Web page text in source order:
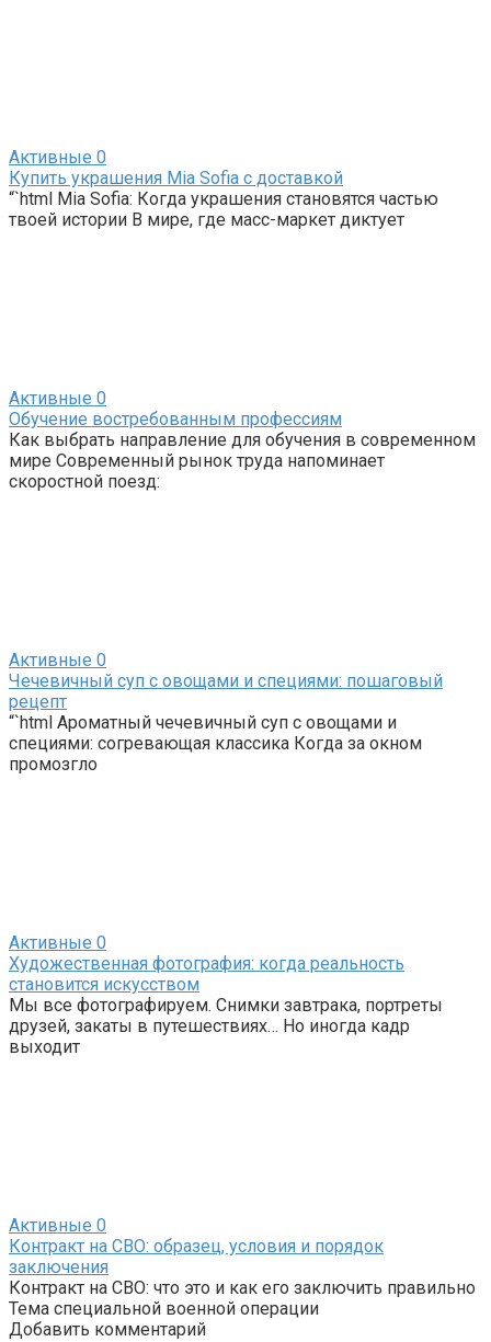
Активные 0
Купить украшения Mia Sofia с доставкой
“`html Mia Sofia: Когда украшения становятся частью
твоей истории В мире, где масс-маркет диктует
Активные 0
Обучение востребованным профессиям
Как выбрать направление для обучения в современном
мире Современный рынок труда напоминает
скоростной поезд:
Активные 0
Чечевичный суп с овощами и специями: пошаговый
рецепт
“`html Ароматный чечевичный суп с овощами и
специями: согревающая классика Когда за окном
промозгло
Активные 0
Художественная фотография: когда реальность
становится искусством
Мы все фотографируем. Снимки завтрака, портреты
друзей, закаты в путешествиях… Но иногда кадр
выходит
Активные 0
Контракт на СВО: образец, условия и порядок
заключения
Контракт на СВО: что это и как его заключить правильно
Тема специальной военной операции
Добавить комментарий